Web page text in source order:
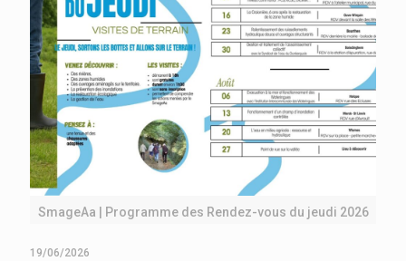
SmageAa | Programme des Rendez-vous du jeudi 2026
19/06/2026